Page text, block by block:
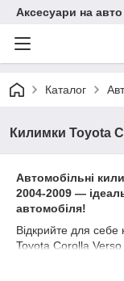
Аксесуари на авто
Каталог
Килимки Toyota
Автомобільні к
2004-2009 —
автомобіля!
Відкрийте для себе
Toyota Corolla
килимки від